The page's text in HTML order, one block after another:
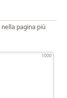
pagina più
1000